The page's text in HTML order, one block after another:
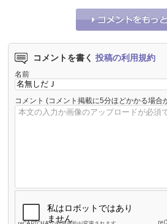
コメントを書く 投稿の利用規約
名前
コメント (コメント掲載に5分ほどかかる場合